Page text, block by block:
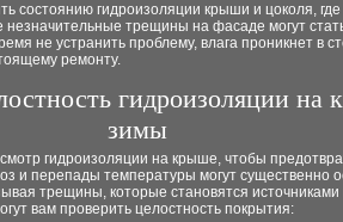
состоянию гидроизоляции крыши и цоколя, где
трещины на фасаде могут
не устранить проблему, влага проникнет в
ремонту.
гидроизоляции на
зимы
гидроизоляции на крыше, чтобы
и перепады температуры могут существенно
трещины, которые становятся источниками
вам проверить целостность покрытия: